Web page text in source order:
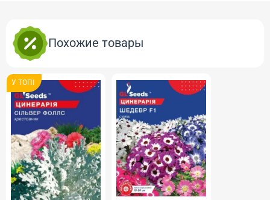
Похожие товары
У ТОПI